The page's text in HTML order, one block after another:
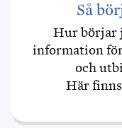
Så
Hur börjar
information
och
Här